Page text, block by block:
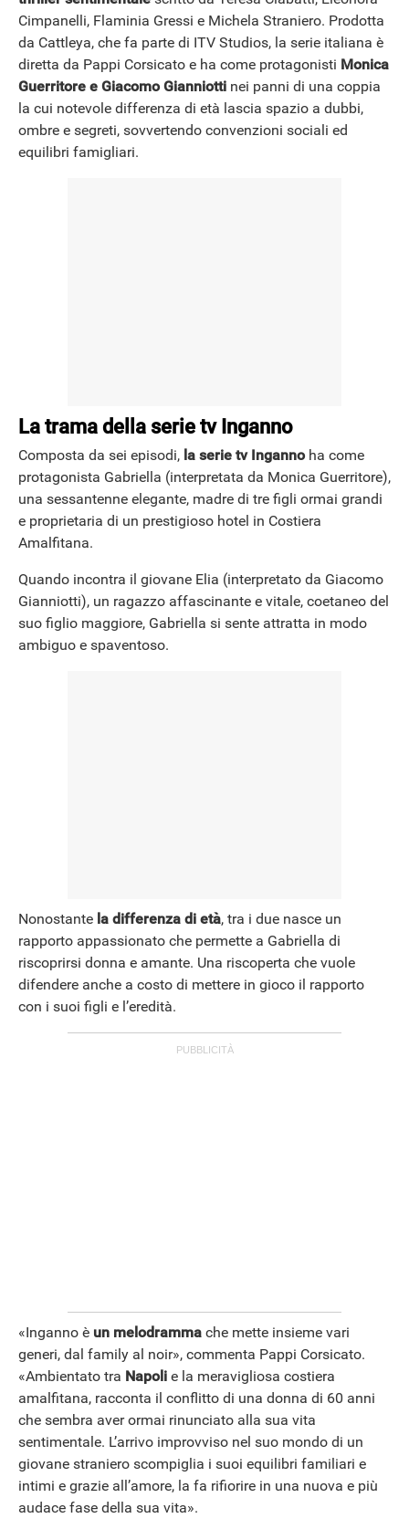
NEWS
ANDROID
Cimpanelli, Flaminia Gressi e Michela Straniero. Prodotta
da Cattleya, che fa parte di ITV Studios, la serie italiana è
diretta da Pappi Corsicato e ha come protagonisti Monica
Guerritore e Giacomo Gianniotti nei panni di una coppia
la cui notevole differenza di età lascia spazio a dubbi,
ombre e segreti, sovvertendo convenzioni sociali ed
equilibri famigliari.
La trama della serie tv Inganno
Composta da sei episodi, la serie tv Ingannoha come
protagonista Gabriella (interpretata da Monica Guerritore),
una sessantenne elegante, madre di tre figli ormai grandi
e proprietaria di un prestigioso hotel in Costiera
Amalfitana.
Quando incontra il giovane Elia (interpretato da Giacomo
Gianniotti), un ragazzo affascinante e vitale, coetaneo del
suo figlio maggiore, Gabriella si sente attratta in modo
ambiguo e spaventoso.
Nonostante la differenza di età, tra i due nasce un
rapporto appassionato che permette a Gabriella di
riscoprirsi donna e amante. Una riscoperta che vuole
difendere anche a costo di mettere in gioco il rapporto
con i suoi figli e l’eredità.
«Inganno è un melodramma che mette insieme vari
generi, dal family al noir», commenta Pappi Corsicato.
«Ambientato tra Napoli e la meravigliosa costiera
amalfitana, racconta il conflitto di una donna di 60 anni
che sembra aver ormai rinunciato alla sua vita
sentimentale. L’arrivo improvviso nel suo mondo di un
giovane straniero scompiglia i suoi equilibri familiari e
intimi e grazie all’amore, la fa rifiorire in una nuova e più
audace fase della sua vita».